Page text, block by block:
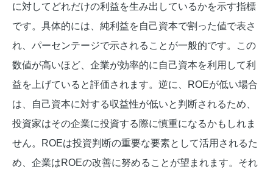
に対してどれだけの利益を生み出しているかを示す指標
です。具体的には、純利益を自己資本で割った値で表さ
れ、パーセンテージで示されることが一般的です。この
数値が高いほど、企業が効率的に自己資本を利用して利
益を上げていると評価されます。逆に、ROEが低い場合
は、自己資本に対する収益性が低いと判断されるため、
投資家はその企業に投資する際に慎重になるかもしれま
せん。ROEは投資判断の重要な要素として活用されるた
め、企業はROEの改善に努めることが望まれます。それ